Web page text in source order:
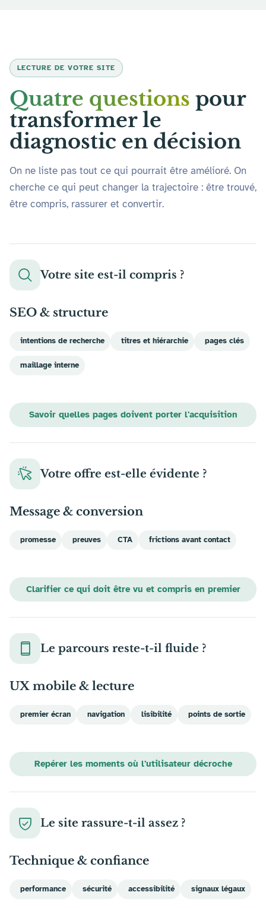
LECTURE DE VOTRE SITE
Quatre questions pour
transformer le
diagnostic en décision
On ne liste pas tout ce qui pourrait être amélioré. On
cherche ce qui peut changer la trajectoire : être trouvé,
être compris, rassurer et convertir.
Votre site est-il compris ?
SEO & structure
intentions de recherche titres et hiérarchie pages clés
maillage interne
Savoir quelles pages doivent porter l'acquisition
Votre offre est-elle évidente ?
Message & conversion
promesse preuves CTA frictions avant contact
Clarifier ce qui doit être vu et compris en premier
Le parcours reste-t-il fluide ?
UX mobile & lecture
premier écran navigation lisibilité points de sortie
Repérer les moments où l'utilisateur décroche
Le site rassure-t-il assez ?
Technique & confiance
performance sécurité accessibilité signaux légaux